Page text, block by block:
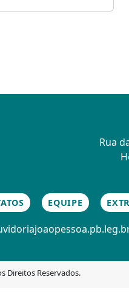
Rua
EQUIPE
Direitos Reservados.